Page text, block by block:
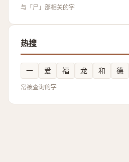
与「尸」部相关的字
热搜
一 爱 福 龙 和 德
常被查询的字